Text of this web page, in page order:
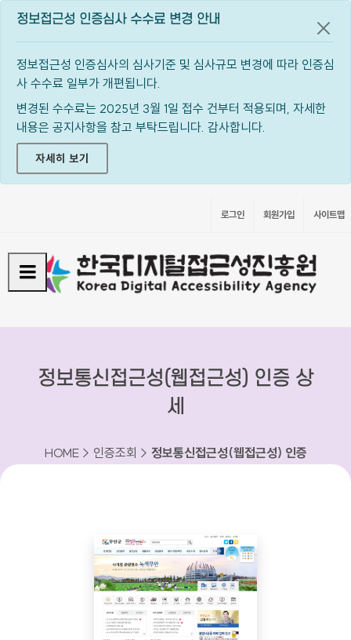
정보접근성 인증심사 수수료 변경 안내
정보접근성 인증심사의 심사기준 및 심사규모 변경에 따라 인증심
사 수수료 일부가 개편됩니다.
변경된 수수료는 2025년 3월 1일 접수 건부터 적용되며, 자세한
내용은 공지사항을 참고 부탁드립니다. 감사합니다.
자세히 보기
공지
로그인 회원가입 사이트맵
정보통신접근성(웹접근성) 인증 상
세
HOME > 인증조회 > 정보통신접근성(웹접근성) 인증